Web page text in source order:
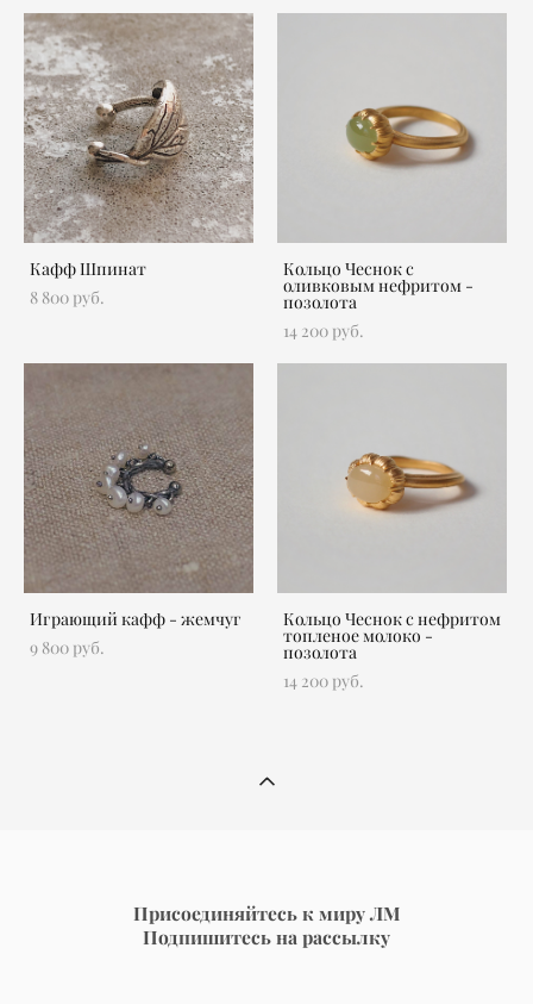
Кафф Шпинат
8 800 pуб.
Кольцо Чеснок с
оливковым нефритом -
позолота
14 200 pуб.
Играющий кафф - жемчуг
9 800 pуб.
Кольцо Чеснок с нефритом
топленое молоко -
позолота
14 200 pуб.
Присоединяйтесь к мируЛМ
Подпишитесь на рассылку